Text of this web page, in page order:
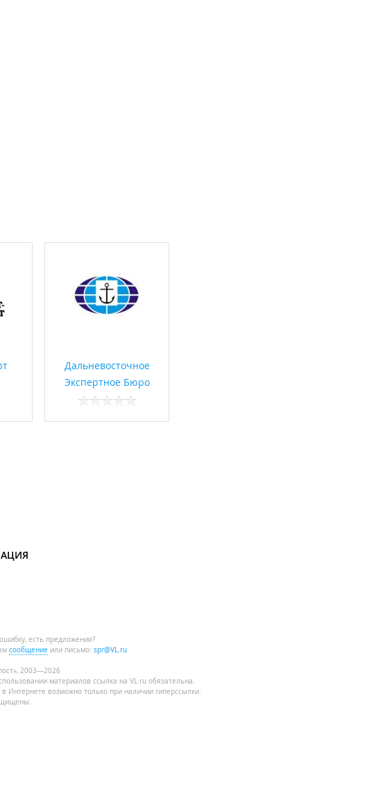
Дальневосточное
Экспертное Бюро
есть предложения?
сообщение или письмо: spr@VL.ru
2003—2026
материалов ссылка на VL.ru обязательна.
в Интернете возможно только при наличии гиперссылки.